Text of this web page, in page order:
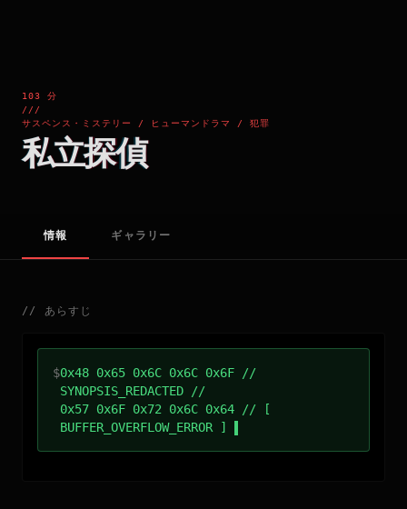
103 分
///
サスペンス・ミステリー / ヒューマンドラマ / 犯罪
私立探偵
情報 ギャラリー
// あらすじ
$0x48 0x65 0x6C 0x6C 0x6F //
SYNOPSIS_REDACTED //
0x57 0x6F 0x72 0x6C 0x64 // [
BUFFER_OVERFLOW_ERROR ]